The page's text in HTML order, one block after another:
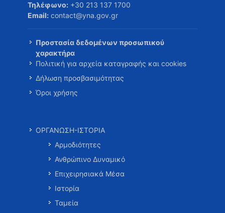
Τηλέφωνο: +30 213 137 1700
Email: contact@yna.gov.gr
Προστασία δεδομένων προσωπικού
χαρακτήρα
Πολιτική για αρχεία καταγραφής και cookies
Δήλωση προσβασιμότητας
Όροι χρήσης
ΟΡΓΑΝΩΣΗ-ΙΣΤΟΡΙΑ
Αρμοδιότητες
Ανθρώπινο Δυναμικό
Επιχειρησιακά Μέσα
Ιστορία
Ταμεία